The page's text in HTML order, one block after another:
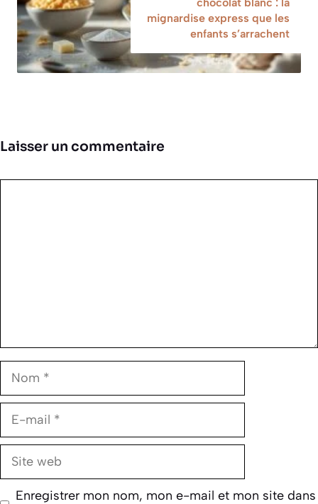
mignardise express que les
enfants s’arrachent
Laisser un commentaire
Nom
E-
Site
Enregistrer mon nom, mon e-mail et mon site dans